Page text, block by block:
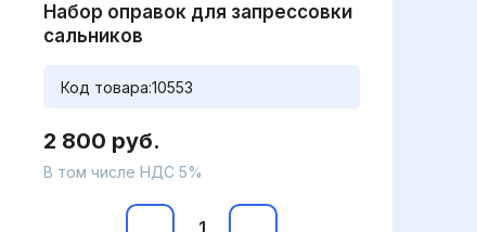
Набор оправок для запрессовки
сальников
Код товара:10553
2 800 руб.
В том числе НДС 5%